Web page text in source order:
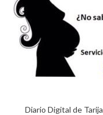
Diario Digital de Tarija